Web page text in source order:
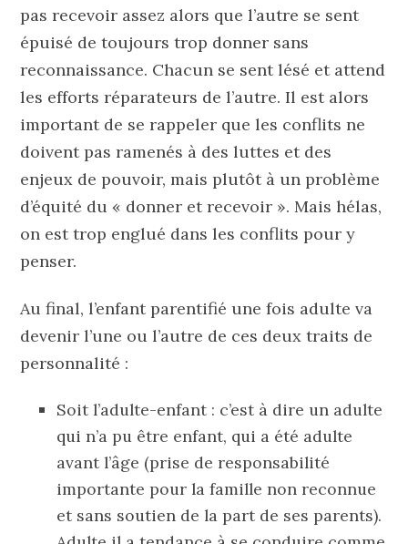
pas recevoir assez alors que l’autre se sent
épuisé de toujours trop donner sans
reconnaissance. Chacun se sent lésé et attend
les efforts réparateurs de l’autre. Il est alors
important de se rappeler que les conflits ne
doivent pas ramenés à des luttes et des
enjeux de pouvoir, mais plutôt à un problème
d’équité du « donner et recevoir ». Mais hélas,
on est trop englué dans les conflits pour y
penser.
Au final, l’enfant parentifié une fois adulte va
devenir l’une ou l’autre de ces deux traits de
personnalité :
Soit l’adulte-enfant : c’est à dire un adulte
qui n’a pu être enfant, qui a été adulte
avant l’âge (prise de responsabilité
importante pour la famille non reconnue
et sans soutien de la part de ses parents).